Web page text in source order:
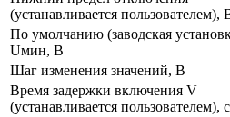
(устанавливается пользователем),
По умолчанию (заводская
Uмин, В
Шаг изменения значений, В
Время задержки включения V
(устанавливается пользователем),